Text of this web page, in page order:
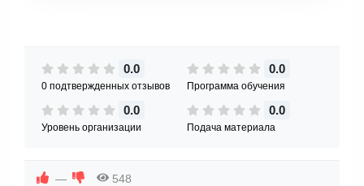
0.0
0 подтвержденных отзывов
0.0
Программа обучения
0.0
Уровень организации
0.0
Подача материала
— 548